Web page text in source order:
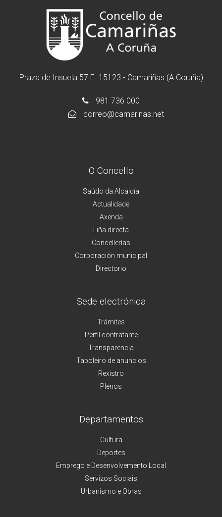
Praza de Insuela 57 E. 15123 - Camariñas (A Coruña)
981 736 000
correo@camarinas.net
O Concello
Saúdo da Alcaldía
Actualidade
Axenda
Liña directa
Concellerías
Corporación municipal
Directorio
Sede electrónica
Trámites
Perfil contratante
Transparencia
Taboleiro de anuncios
Rexistro
Plenos
Departamentos
Cultura
Deportes
Emprego e Desenvolvemento Local
Servizos Sociais
Urbanismo e Obras